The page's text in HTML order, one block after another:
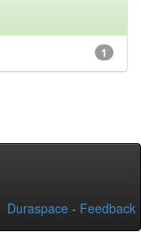
1
Duraspace - Feedback